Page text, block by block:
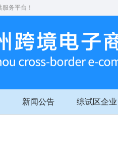
务平台！
新闻公告 综试区企业